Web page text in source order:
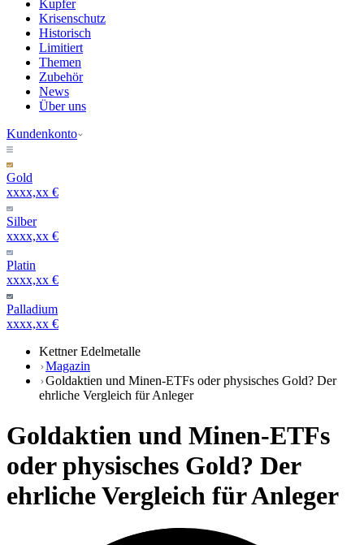
Kupfer
Krisenschutz
Historisch
Limitiert
Themen
Zubehör
News
Über uns
Kundenkonto
Gold
xxxx,xx €
Silber
xxxx,xx €
Platin
xxxx,xx €
Palladium
xxxx,xx €
Kettner Edelmetalle
Magazin
Goldaktien und Minen-ETFs oder physisches Gold? Der
ehrliche Vergleich für Anleger
Goldaktien und Minen-ETFs
oder physisches Gold? Der
ehrliche Vergleich für Anleger